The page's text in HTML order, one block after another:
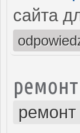
сайта